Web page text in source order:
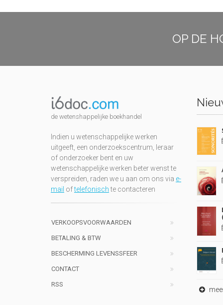
OP DE
de wetenshappelijke boekhandel
Indien u wetenschappelijke werken
uitgeeft, een onderzoekscentrum, leraar
of onderzoeker bent en uw
wetenschappelijke werken beter wenst te
verspreiden, raden we u aan om ons via e-
mail oftelefonischte contacteren
VERKOOPSVOORWAARDEN
BETALING & BTW
BESCHERMING LEVENSSFEER
CONTACT
RSS